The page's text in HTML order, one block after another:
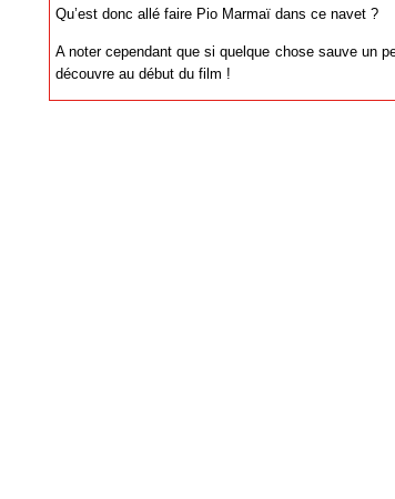
Qu’est donc allé faire Pio Marmaï dans ce navet ?
A noter cependant que si quelque chose sauve un
découvre au début du film !